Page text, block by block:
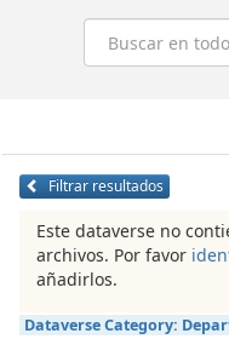
Buscar
Filtrar resultados
Este dataverse no
archivos. Por favor
añadirlos.
Dataverse Category: